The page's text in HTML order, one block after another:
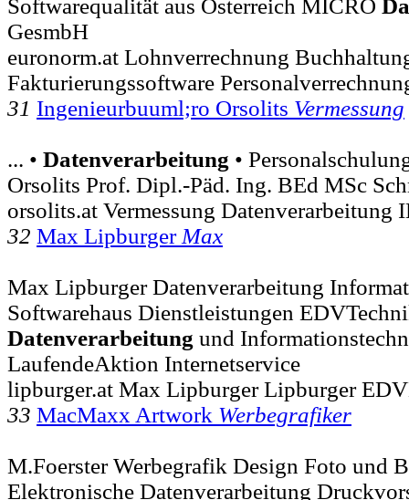
Softwarequalität aus Österreich MICRO
GesmbH
euronorm.at Lohnverrechnung
Fakturierungssoftware
31 Ingenieurbuuml;ro Orsolits Vermessung
... • Datenverarbeitung •
Orsolits Prof. Dipl.-Päd. Ing. BEd MSc
orsolits.at Vermessung Datenverarbeitung
32 Max Lipburger Max
Max Lipburger Datenverarbeitung
Softwarehaus Dienstleistungen
Datenverarbeitung und
LaufendeAktion Internetservice
lipburger.at Max Lipburger Lipburger
33 MacMaxx Artwork Werbegrafiker
M.Foerster Werbegrafik Design Foto und
Elektronische Datenverarbeitung